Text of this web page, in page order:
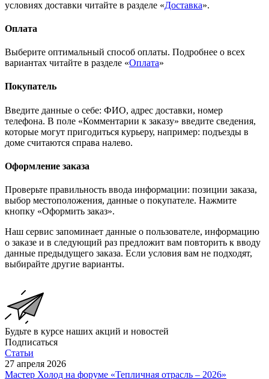
условиях доставки читайте в разделе «Доставка».
Оплата
Выберите оптимальный способ оплаты. Подробнее о всех
вариантах читайте в разделе «Оплата»
Покупатель
Введите данные о себе: ФИО, адрес доставки, номер
телефона. В поле «Комментарии к заказу» введите сведения,
которые могут пригодиться курьеру, например: подъезды в
доме считаются справа налево.
Оформление заказа
Проверьте правильность ввода информации: позиции заказа,
выбор местоположения, данные о покупателе. Нажмите
кнопку «Оформить заказ».
Наш сервис запоминает данные о пользователе, информацию
о заказе и в следующий раз предложит вам повторить к вводу
данные предыдущего заказа. Если условия вам не подходят,
выбирайте другие варианты.
Будьте в курсе наших акций и новостей
Подписаться
Статьи
27 апреля 2026
Мастер Холод на форуме «Тепличная отрасль – 2026»